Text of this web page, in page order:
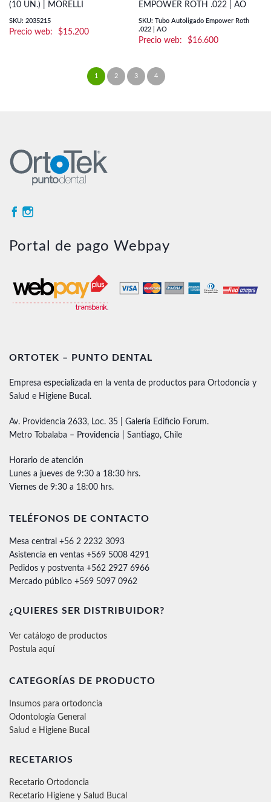
(10 UN.) | MORELLI
SKU: 2035215
$15.200
EMPOWER ROTH .022 | AO
SKU: Tubo Autoligado Empower Roth
.022 | AO
$16.600
1 2 3 4
Portal de pago Webpay
ORTOTEK – PUNTO DENTAL
Empresa especializada en la venta de productos para Ortodoncia y
Salud e Higiene Bucal.
Av. Providencia 2633, Loc. 35 | Galería Edificio Forum.
Metro Tobalaba – Providencia | Santiago, Chile
Horario de atención
Lunes a jueves de 9:30 a 18:30 hrs.
Viernes de 9:30 a 18:00 hrs.
TELÉFONOS DE CONTACTO
Mesa central +56 2 2232 3093
Asistencia en ventas +569 5008 4291
Pedidos y postventa +562 2927 6966
Mercado público +569 5097 0962
¿QUIERES SER DISTRIBUIDOR?
Ver catálogo de productos
Postula aquí
CATEGORÍAS DE PRODUCTO
Insumos para ortodoncia
Odontología General
Salud e Higiene Bucal
RECETARIOS
Recetario Ortodoncia
Recetario Higiene y Salud Bucal